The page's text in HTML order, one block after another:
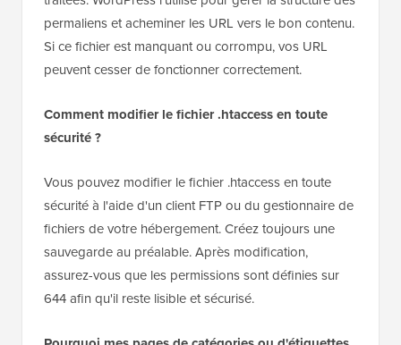
permaliens et acheminer les URL vers le bon contenu.
Si ce fichier est manquant ou corrompu, vos URL
peuvent cesser de fonctionner correctement.
Comment modifier le fichier .htaccess en toute
sécurité ?
Vous pouvez modifier le fichier .htaccess en toute
sécurité à l'aide d'un client FTP ou du gestionnaire de
fichiers de votre hébergement. Créez toujours une
sauvegarde au préalable. Après modification,
assurez-vous que les permissions sont définies sur
644 afin qu'il reste lisible et sécurisé.